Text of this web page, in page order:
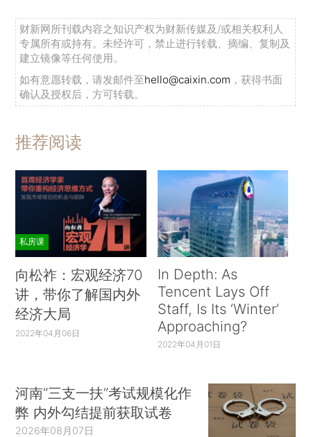
财新网所刊载内容之知识产权为财新传媒及/或相关权利人
专属所有或持有。未经许可，禁止进行转载、摘编、复制及
建立镜像等任何使用。
如有意愿转载，请发邮件至hello@caixin.com ，获得书面
确认及授权后，方可转载。
推荐阅读
私房课
向松祚：宏观经济70
讲，带你了解国内外
经济大局
2022年04月06日
In Depth: As
Tencent Lays Off
Staff, Is Its ‘Winter’
Approaching?
2022年04月01日
河南“三支一扶”考试规模化作
弊 内外勾结提前获取试卷
2026年08月07日